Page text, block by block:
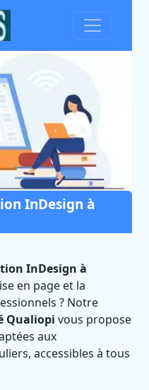
à
éligible CPF
InDesign à
InDesign à
en page et la
? Notre
Qualiopi vous propose
aux
accessibles à tous